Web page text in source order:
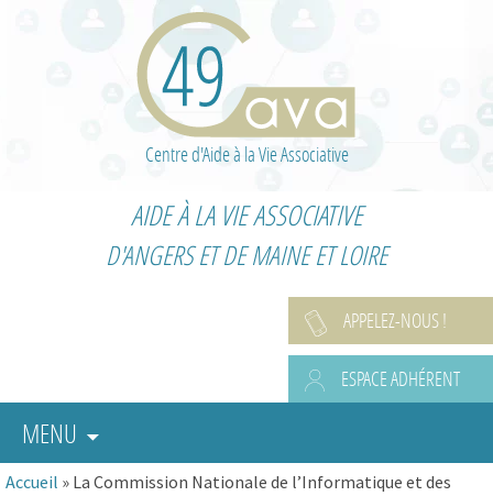
Centre d'Aide à la Vie Associative
AIDE À LA VIE ASSOCIATIVE
D'ANGERS ET DE MAINE ET LOIRE
APPELEZ-NOUS !
ESPACE ADHÉRENT
MENU
Accueil » La Commission Nationale de l’Informatique et des